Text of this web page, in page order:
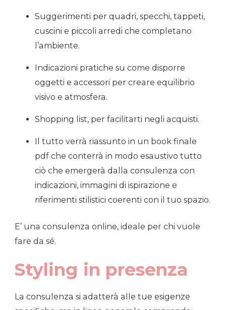
Suggerimenti per quadri, specchi, tappeti,
cuscini e piccoli arredi che completano
l’ambiente.
Indicazioni pratiche su come disporre
oggetti e accessori per creare equilibrio
visivo e atmosfera.
Shopping list, per facilitarti negli acquisti.
Il tutto verrà riassunto in un book finale
pdf che conterrà in modo esaustivo tutto
ciò che emergerà dalla consulenza con
indicazioni, immagini di ispirazione e
riferimenti stilistici coerenti con il tuo spazio.
E’ una consulenza online, ideale per chi vuole
fare da sé.
Styling in presenza
La consulenza si adatterà alle tue esigenze